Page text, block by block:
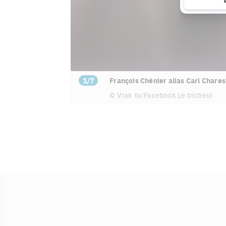
1/7
François Chénier alias Carl
© Vrak.tv/Facebook Le tricheur